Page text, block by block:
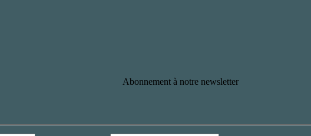
Abonnement à notre newsletter